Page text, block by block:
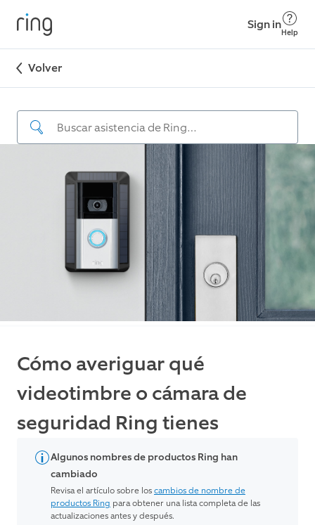
Sign in
Help
Volver
Cómo averiguar qué
videotimbre o cámara de
seguridad Ring tienes
Algunos nombres de productos Ring han
cambiado
Revisa el artículo sobre loscambios de nombre de
productos Ring para obtener una lista completa de las
actualizaciones antes y después.